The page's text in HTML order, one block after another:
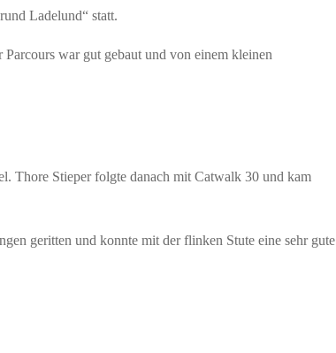
Ladelund“ statt.
war gut gebaut und von einem kleinen
Thore Stieper folgte danach mit Catwalk 30 und kam
geritten und konnte mit der flinken Stute eine sehr gute